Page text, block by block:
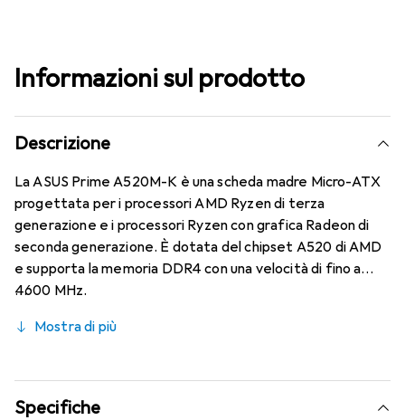
Informazioni sul prodotto
Descrizione
La ASUS Prime A520M-K è una scheda madre Micro-ATX
progettata per i processori AMD Ryzen di terza
generazione e i processori Ryzen con grafica Radeon di
seconda generazione. È dotata del chipset A520 di AMD
e supporta la memoria DDR4 con una velocità di fino a
4600 MHz.
Mostra di più
Specifiche